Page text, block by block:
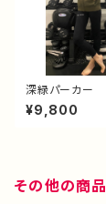
深緑パーカー
¥9,800
その他の商品